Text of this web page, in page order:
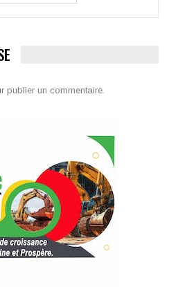
publier un commentaire.